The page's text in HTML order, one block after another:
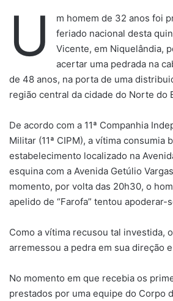
U
m homem de 32 anos foi
feriado nacional desta
Vicente, em Niquelândia,
acertar uma pedrada na
de 48 anos, na porta de uma
região central da cidade do Norte do
De acordo com a 11ª Companhia
Militar (11ª CIPM), a vítima consumia
estabelecimento localizado na
esquina com a Avenida Getúlio
momento, por volta das 20h30, o
apelido de “Farofa” tentou apoderar-
Como a vítima recusou tal investida,
arremessou a pedra em sua direção
No momento em que recebia os
prestados por uma equipe do Corpo